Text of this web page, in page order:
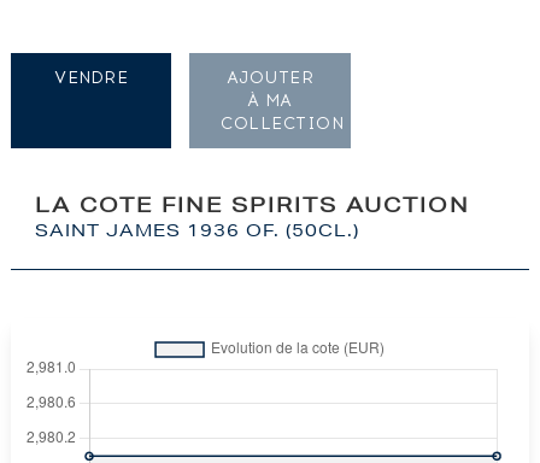
LA COTE FINE SPIRITS AUCTION
SAINT JAMES 1936 OF. (50CL.)
VENDRE
AJOUTER
À MA
COLLECTION